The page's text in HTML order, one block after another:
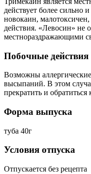
действует более сильно
новокаин,
действия. «Левосин» не
местнораздражающими
Побочные действия
Возможны
высыпаний. В этом
прекратить и обратиться
Форма выпуска
туба 40г
Условия отпуска
Отпускается без рецепта